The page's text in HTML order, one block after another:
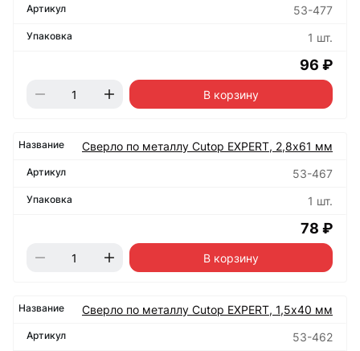
53-477
1 шт.
96 ₽
В корзину
Сверло по металлу Cutop EXPERT, 2,8х61 мм
53-467
1 шт.
78 ₽
В корзину
Сверло по металлу Cutop EXPERT, 1,5х40 мм
53-462